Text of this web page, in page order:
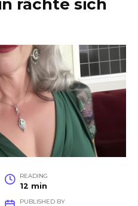
rächte sich
READING
12 min
PUBLISHED BY